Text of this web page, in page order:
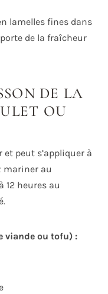
lamelles fines dans
de la fraîcheur
DE LA
OU
peut s’appliquer à
mariner au
heures au
viande ou tofu) :